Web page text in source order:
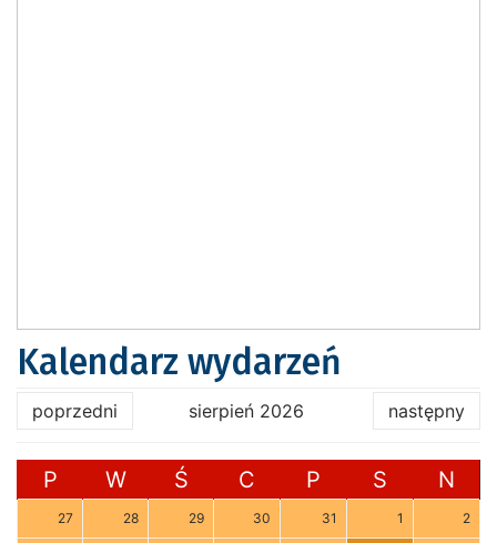
Kalendarz wydarzeń
poprzedni sierpień 2026 następny
P W Ś C P S N
27 28 29 30 31 1 2